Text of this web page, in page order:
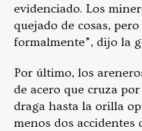
evidenciado. Los
quejado de cosas,
formalmente”, dijo la
Por último, los
de acero que cruza
draga hasta la orilla
menos dos accidentes